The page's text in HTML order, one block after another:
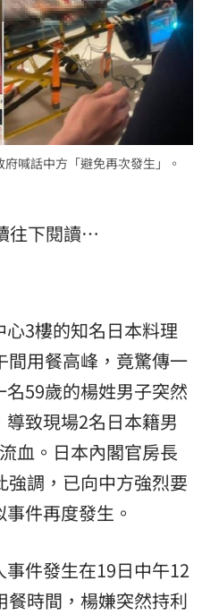
喊話中方「避免再次發生」。
往下閱讀…
心3樓的知名日本料理
間用餐高峰，竟驚傳一
59歲的楊姓男子突然
導致現場2名日本籍男
血。日本內閣官房長
強調，已向中方強烈要
件再度發生。
件發生在19日中午12
餐時間，楊嫌突然持利